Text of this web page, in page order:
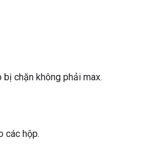
chặn không phải max.
các hộp.